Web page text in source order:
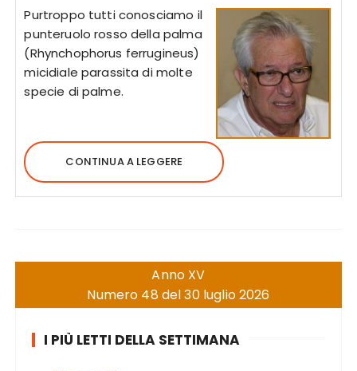
Purtroppo tutti conosciamo il
punteruolo rosso della palma
(Rhynchophorus ferrugineus)
micidiale parassita di molte
specie di palme.
CONTINUA A LEGGERE
Anno XV
Numero 48 del 30 luglio 2026
I PIÙ LETTI DELLA SETTIMANA